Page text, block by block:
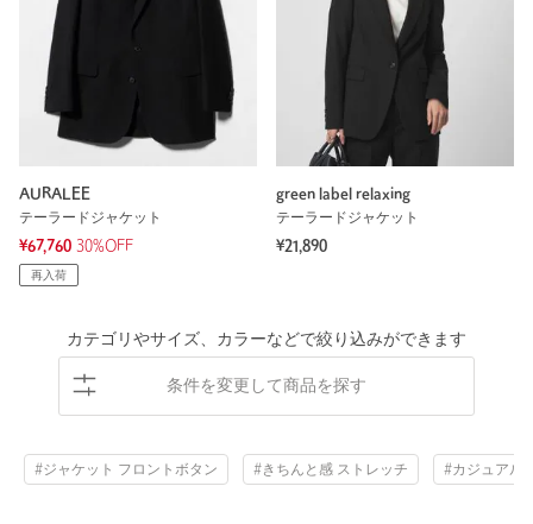
AURALEE
テーラードジャケット
¥67,760 30%OFF
再入荷
green label relaxing
テーラードジャケット
¥21,890
カテゴリやサイズ、カラーなどで絞り込みができます
条件を変更して商品を探す
#ジャケット フロントボタン #きちんと感 ストレッチ #カジュアル